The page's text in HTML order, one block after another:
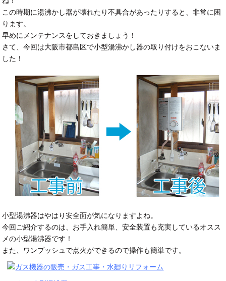
この時期に湯沸かし器が壊れたり不具合があったりすると、非常に困
ります。
早めにメンテナンスをしておきましょう！
さて、今回は大阪市都島区で小型湯沸かし器の取り付けをおこないま
した！
小型湯沸器はやはり安全面が気になりますよね。
今回ご紹介するのは、お手入れ簡単、安全装置も充実しているオスス
メの小型湯沸器です！
また、ワンプッシュで点火ができるので操作も簡単です。